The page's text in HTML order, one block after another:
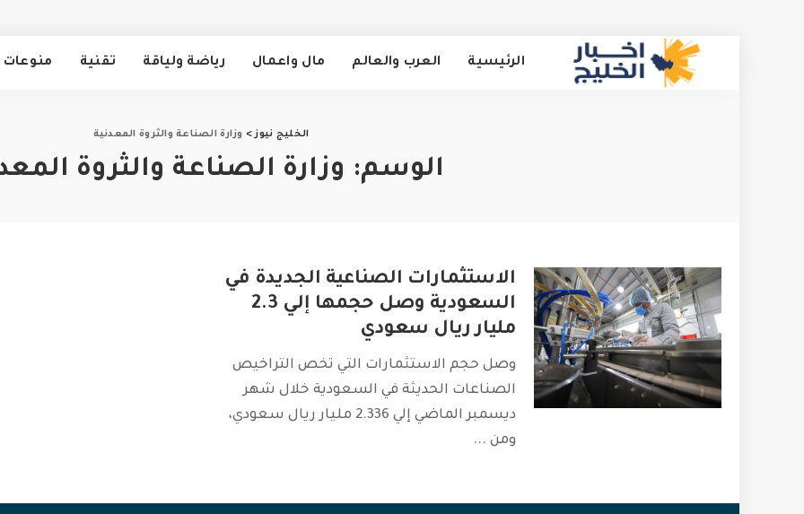
الرئيسية العرب والعالم مال واعمال رياضة ولياقة تقنية منوعات
الخليج نيوز> وزارة الصناعة والثروة المعدنية
الوسم: وزارة الصناعة والثروة
الاستثمارات الصناعية الجديدة في
السعودية وصل حجمها إلي 2.3
مليار ريال سعودي
وصل حجم الاستثمارات التي تخص التراخيص
الصناعات الحديثة في السعودية خلال شهر
ديسمبر الماضي إلي 2.336 مليار ريال سعودي،
ومن ...